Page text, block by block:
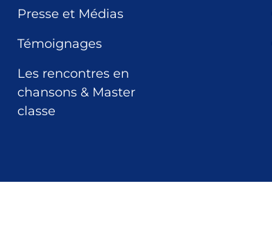
Presse et Médias
Témoignages
Les rencontres en
chansons & Master
classe